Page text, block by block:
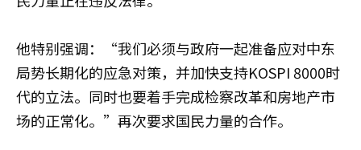
他特别强调：“我们必须与政府一起准备应对中东
局势长期化的应急对策，并加快支持KOSPI 8000时
代的立法。同时也要着手完成检察改革和房地产市
场的正常化。”再次要求国民力量的合作。